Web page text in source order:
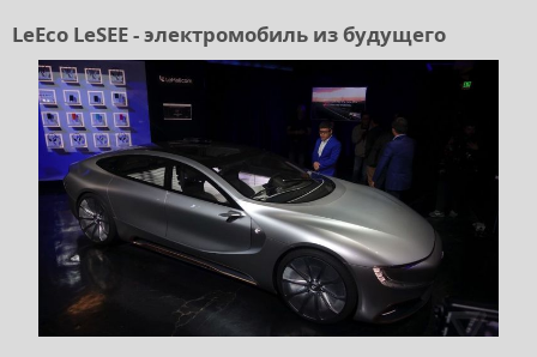
LeEco LeSEE - электромобиль из будущего